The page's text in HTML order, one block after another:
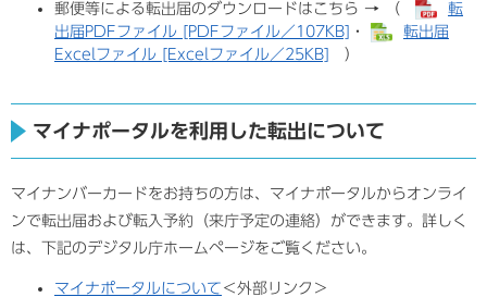
郵便等による転出届のダウンロードはこちら → （
転
出届PDFファイル [PDFファイル／107KB]
・
転出届
Excelファイル [Excelファイル／25KB]
）
マイナポータルを利用した転出について
マイナンバーカードをお持ちの方は、マイナポータルからオンライ
ンで転出届および転入予約（来庁予定の連絡）ができます。詳しく
は、下記のデジタル庁ホームページをご覧ください。
マイナポータルについて ＜外部リンク＞